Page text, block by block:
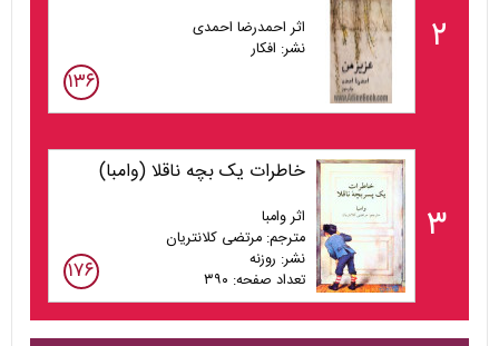
۲
اثر احمدرضا احمدی
نشر: افکار
۱۳۶
۳
خاطرات یک بچه ناقلا (وامبا)
اثر وامبا
مترجم: مرتضی کلانتریان
نشر: روزنه
تعداد صفحه: ۳۹۰
۱۷۶